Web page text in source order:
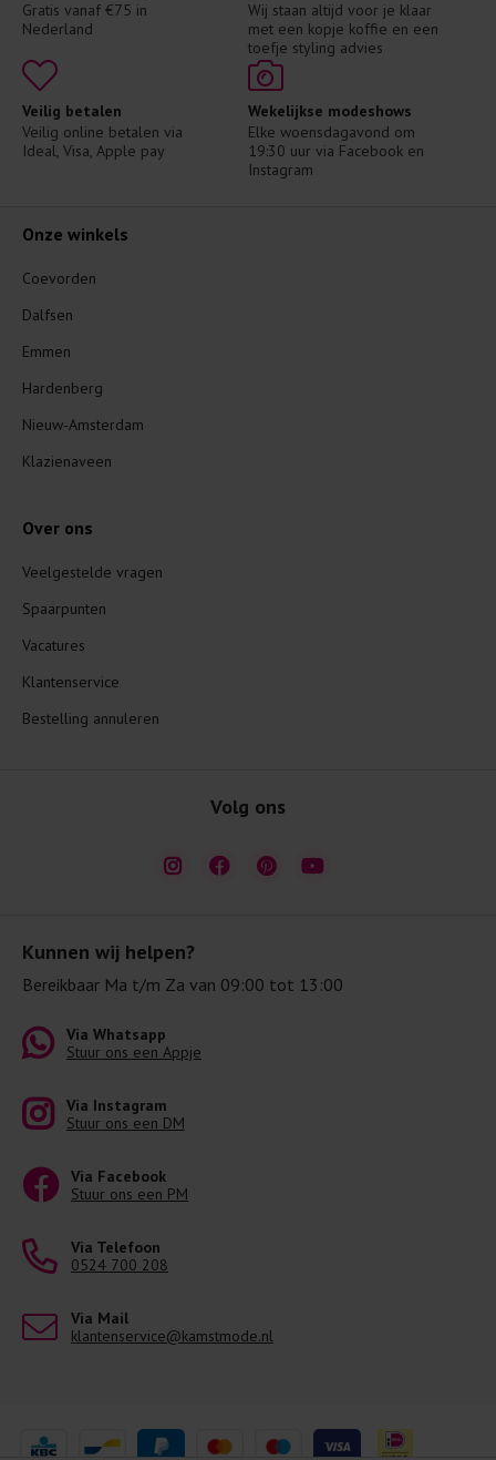
Gratis vanaf €75 in
Nederland
Wij staan altijd voor je klaar
met een kopje koffie en een
toefje styling advies
Veilig betalen
Veilig online betalen via
Ideal, Visa, Apple pay
Wekelijkse modeshows
Elke woensdagavond om
19:30 uur via Facebook en
Instagram
Kunnen wij helpen?
Bereikbaar Ma t/m Za van 09:00 tot 13:00
Via Whatsapp
Stuur ons een Appje
Via Instagram
Stuur ons een DM
Via Facebook
Stuur ons een PM
Via Telefoon
0524 700 208
Via Mail
klantenservice@kamstmode.nl
Onze winkels
Coevorden
Dalfsen
Emmen
Hardenberg
Nieuw-Amsterdam
Klazienaveen
Over ons
Veelgestelde vragen
Spaarpunten
Vacatures
Klantenservice
Bestelling annuleren
Volg ons